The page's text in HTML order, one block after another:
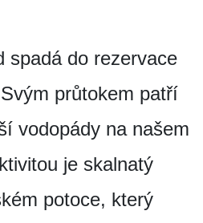
spadá do rezervace
průtokem patří
vodopády na našem
je skalnatý
potoce, který